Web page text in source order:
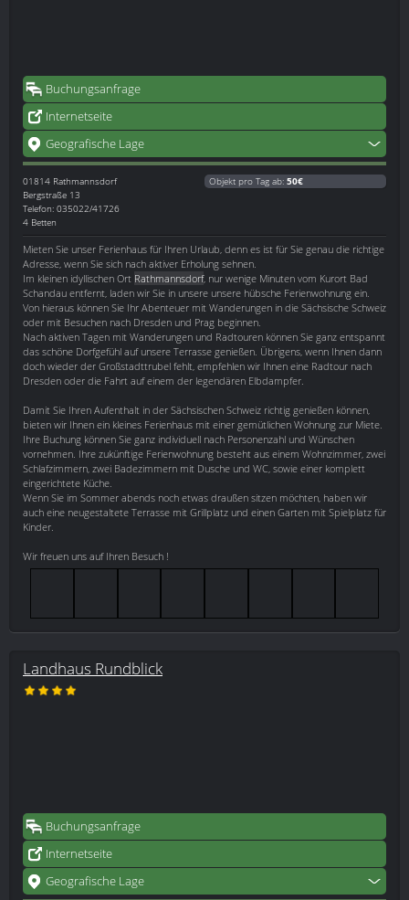
Buchungsanfrage
Internetseite
Geografische Lage
01814 Rathmannsdorf
Bergstraße 13
Telefon: 035022/41726
4 Betten
Objekt pro Tag ab: 50€
Mieten Sie unser Ferienhaus für Ihren Urlaub, denn es ist für Sie genau die richtige
Adresse, wenn Sie sich nach aktiver Erholung sehnen.
Im kleinen idyllischen Ort Rathmannsdorf, nur wenige Minuten vom Kurort Bad
Schandau entfernt, laden wir Sie in unsere unsere hübsche Ferienwohnung ein.
Von hieraus können Sie Ihr Abenteuer mit Wanderungen in die Sächsische Schweiz
oder mit Besuchen nach Dresden und Prag beginnen.
Nach aktiven Tagen mit Wanderungen und Radtouren können Sie ganz entspannt
das schöne Dorfgefühl auf unsere Terrasse genießen. Übrigens, wenn Ihnen dann
doch wieder der Großstadttrubel fehlt, empfehlen wir Ihnen eine Radtour nach
Dresden oder die Fahrt auf einem der legendären Elbdampfer.
Damit Sie Ihren Aufenthalt in der Sächsischen Schweiz richtig genießen können,
bieten wir Ihnen ein kleines Ferienhaus mit einer gemütlichen Wohnung zur Miete.
Ihre Buchung können Sie ganz individuell nach Personenzahl und Wünschen
vornehmen. Ihre zukünftige Ferienwohnung besteht aus einem Wohnzimmer, zwei
Schlafzimmern, zwei Badezimmern mit Dusche und WC, sowie einer komplett
eingerichtete Küche.
Wenn Sie im Sommer abends noch etwas draußen sitzen möchten, haben wir
auch eine neugestaltete Terrasse mit Grillplatz und einen Garten mit Spielplatz für
Kinder.
Wir freuen uns auf Ihren Besuch !
Landhaus Rundblick
Buchungsanfrage
Internetseite
Geografische Lage